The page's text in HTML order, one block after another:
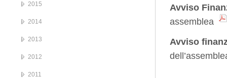
Avviso
assemblea
Avviso
2015
2014
2013
2012
2011